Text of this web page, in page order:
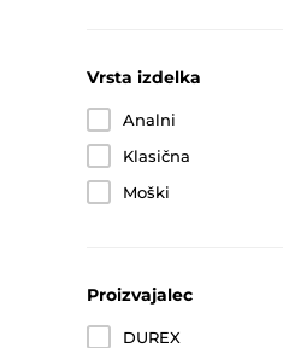
Vrsta izdelka
Analni
Klasična
Moški
Proizvajalec
DUREX